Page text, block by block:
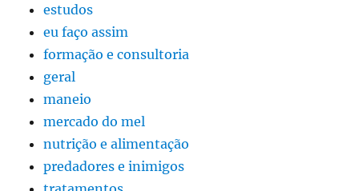
estudos
eu faço assim
formação e consultoria
geral
maneio
mercado do mel
nutrição e alimentação
predadores e inimigos